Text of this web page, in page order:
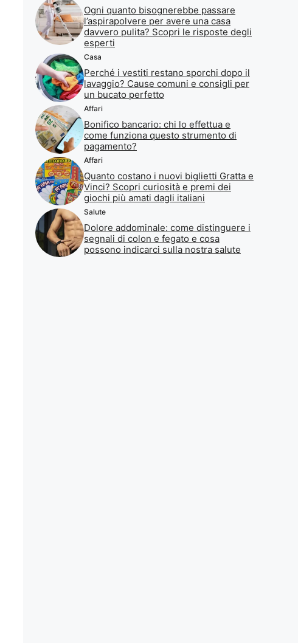
Ogni quanto bisognerebbe passare
l’aspirapolvere per avere una casa
davvero pulita? Scopri le risposte degli
esperti
Casa
Perché i vestiti restano sporchi dopo il
lavaggio? Cause comuni e consigli per
un bucato perfetto
Affari
Bonifico bancario: chi lo effettua e
come funziona questo strumento di
pagamento?
Affari
Quanto costano i nuovi biglietti Gratta e
Vinci? Scopri curiosità e premi dei
giochi più amati dagli italiani
Salute
Dolore addominale: come distinguere i
segnali di colon e fegato e cosa
possono indicarci sulla nostra salute